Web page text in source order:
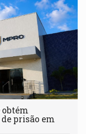
obtém
de prisão em